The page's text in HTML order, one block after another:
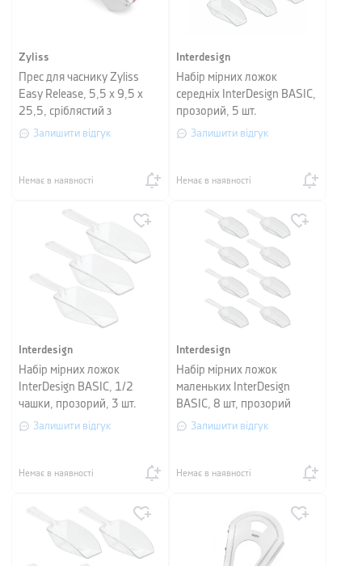
Zyliss
Прес для часнику Zyliss
Easy Release, 5,5 х 9,5 х
25,5, сріблястий з
червоним
Залишити відгук
Немає в наявності
Interdesign
Набір мірних ложок
середніх InterDesign BASIC,
прозорий, 5 шт.
Залишити відгук
Немає в наявності
Interdesign
Набір мірних ложок
InterDesign BASIC, 1/2
чашки, прозорий, 3 шт.
Залишити відгук
Немає в наявності
Interdesign
Набір мірних ложок
маленьких InterDesign
BASIC, 8 шт, прозорий
Залишити відгук
Немає в наявності